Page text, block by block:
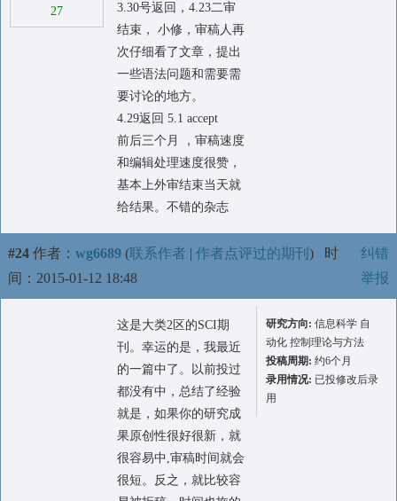
27
3.30号返回，4.23二审
结束， 小修，审稿人再
次仔细看了文章，提出
一些语法问题和需要需
要讨论的地方。
4.29返回 5.1 accept
前后三个月 ，审稿速度
和编辑处理速度很赞，
基本上外审结束当天就
给结果。不错的杂志
#24 作者： wg6689 (联系作者 | 作者点评过的期刊 ) 时
间：2015-01-12 18:48
纠错
举报
这是大类2区的SCI期
刊。幸运的是，我最近
的一篇中了。以前投过
都没有中，总结了经验
就是，如果你的研究成
果原创性很好很新，就
很容易中,审稿时间就会
很短。反之，就比较容
研究方向: 信息科学 自
动化 控制理论与方法
投稿周期: 约6个月
录用情况: 已投修改后录
用